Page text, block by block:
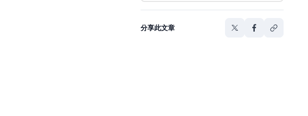
分享此文章